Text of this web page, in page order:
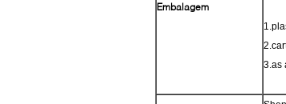
Embalagem
3.as